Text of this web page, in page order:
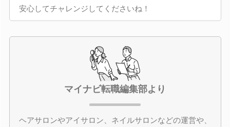
安心してチャレンジしてくださいね！
マイナビ転職編集部より
ヘアサロンやアイサロン、ネイルサロンなどの運営や、